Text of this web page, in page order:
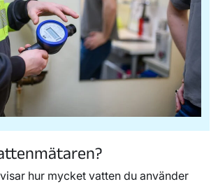
hur mycket vatten du använder